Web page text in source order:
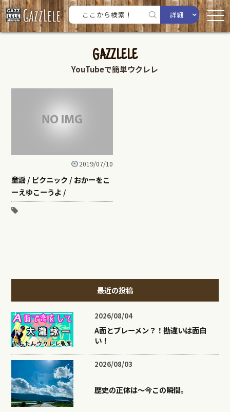
詳細
GAZZLELE
YouTubeで簡単ウクレレ
2019/07/10
童謡 / ピクニック / おかーをこ
ーえゆこーうよ /
最近の投稿
2026/08/04
A面とブレーメン？！勘違いは面白
い！
2026/08/03
歴史の正体は〜今この瞬間。